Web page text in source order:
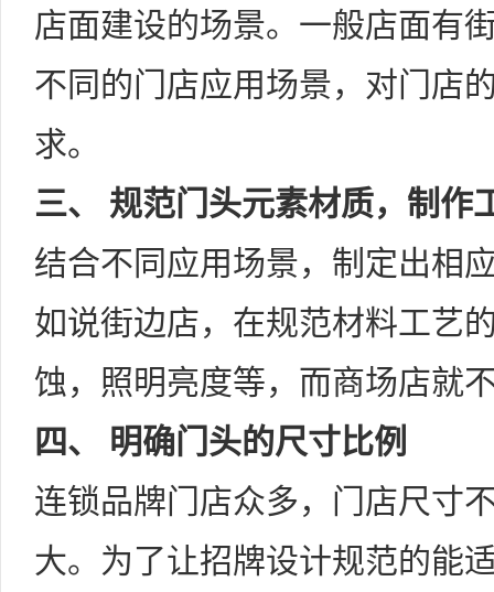
店面建设的场景。一般店面有
不同的门店应用场景，对门店
求。
三、 规范门头元素材质，制作
结合不同应用场景，制定出相
如说街边店，在规范材料工艺
蚀，照明亮度等，而商场店就
四、 明确门头的尺寸比例
连锁品牌门店众多，门店尺寸
大。为了让招牌设计规范的能